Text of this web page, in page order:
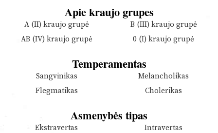
Apie kraujo grupes
A (II) kraujo grupė
B (III) kraujo grupė
AB (IV) kraujo grupė
0 (I) kraujo grupė
Temperamentas
Sangvinikas
Melancholikas
Flegmatikas
Cholerikas
Asmenybės tipas
Ekstravertas Intravertas